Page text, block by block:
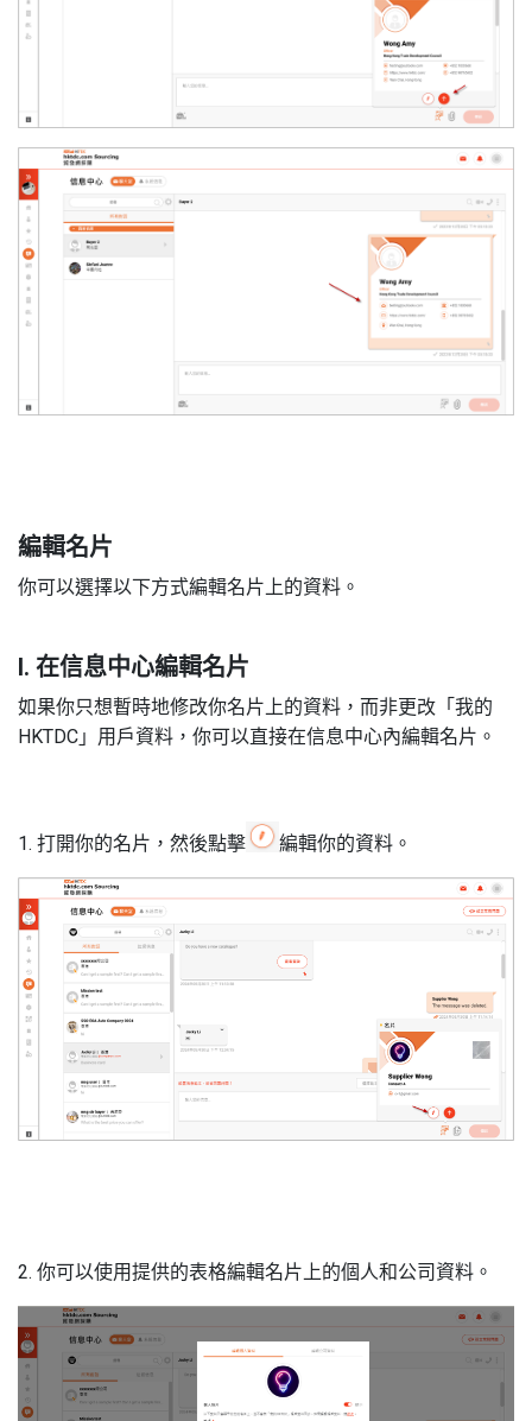
編輯名片
你可以選擇以下方式編輯名片上的資料。
I. 在信息中心編輯名片
如果你只想暫時地修改你名片上的資料，而非更改「我的
HKTDC」用戶資料，你可以直接在信息中心內編輯名片。
1. 打開你的名片，然後點擊 編輯你的資料。
2. 你可以使用提供的表格編輯名片上的個人和公司資料。